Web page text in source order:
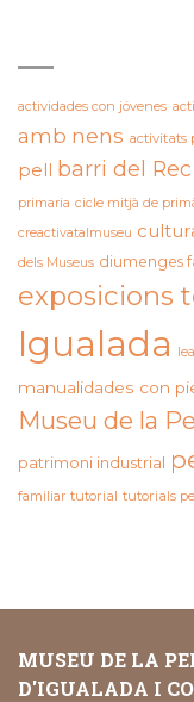
actividades con jóvenes
amb nens activitats
pell barri del Rec
primaria cicle mitjà de
creactivatalmuseu
dels Museus diumenges
exposicions
Igualada
manualidades con
Museu de la
patrimoni industrial
familiar tutorial tutorials
MUSEU DE LA
D'IGUALADA I